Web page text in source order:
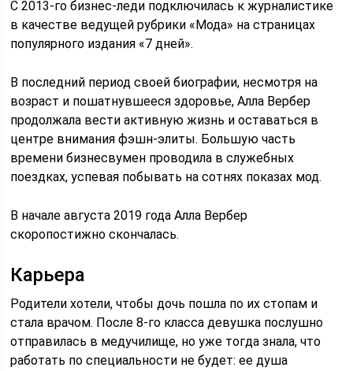
С 2013-го бизнес-леди подключилась к журналистике
в качестве ведущей рубрики «Мода» на страницах
популярного издания «7 дней».
В последний период своей биографии, несмотря на
возраст и пошатнувшееся здоровье, Алла Вербер
продолжала вести активную жизнь и оставаться в
центре внимания фэшн-элиты. Большую часть
времени бизнесвумен проводила в служебных
поездках, успевая побывать на сотнях показах мод.
В начале августа 2019 года Алла Вербер
скоропостижно скончалась.
Карьера
Родители хотели, чтобы дочь пошла по их стопам и
стала врачом. После 8-го класса девушка послушно
отправилась в медучилище, но уже тогда знала, что
работать по специальности не будет: ее душа